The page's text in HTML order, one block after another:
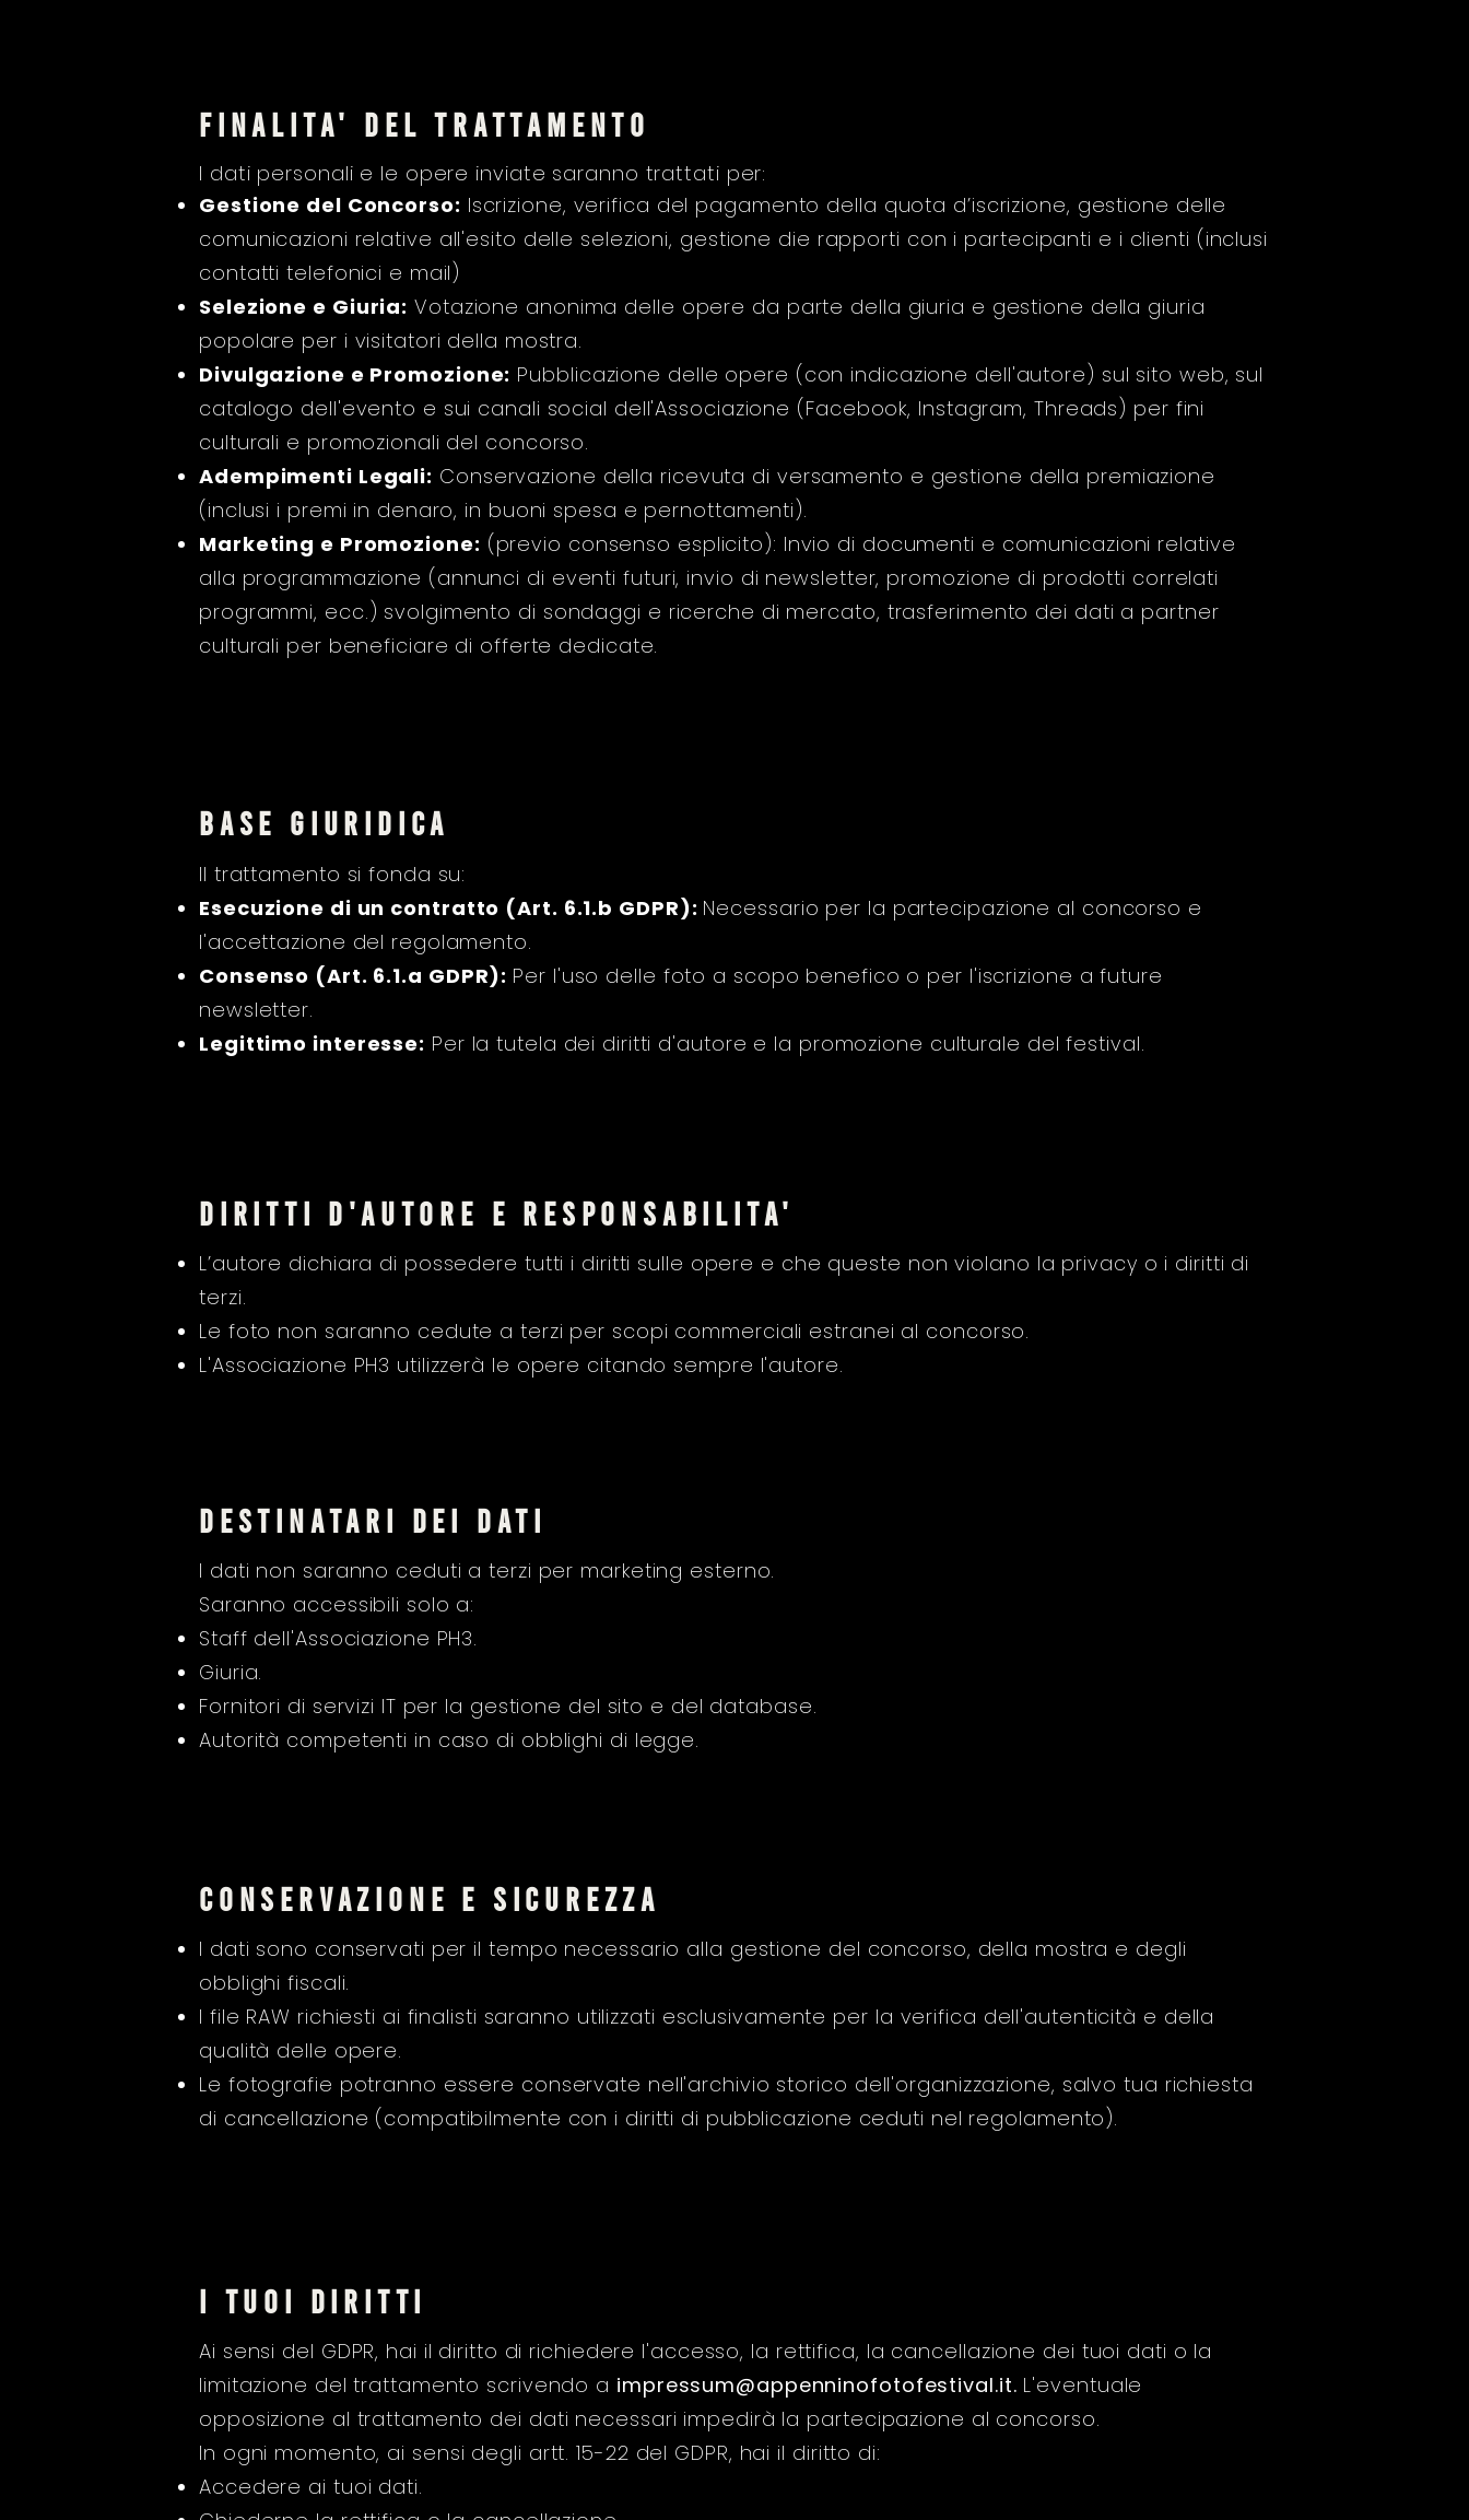
finalita' del trattamento
I dati personali e le opere inviate saranno trattati per:
Gestione del Concorso: Iscrizione, verifica del pagamento della quota d’iscrizione, gestione delle
comunicazioni relative all'esito delle selezioni, gestione die rapporti con i partecipanti e i clienti (inclusi
contatti telefonici e mail)
Selezione e Giuria: Votazione anonima delle opere da parte della giuria e gestione della giuria
popolare per i visitatori della mostra.
Divulgazione e Promozione: Pubblicazione delle opere (con indicazione dell'autore) sul sito web, sul
catalogo dell'evento e sui canali social dell'Associazione (Facebook, Instagram, Threads) per fini
culturali e promozionali del concorso.
Adempimenti Legali: Conservazione della ricevuta di versamento e gestione della premiazione
(inclusi i premi in denaro, in buoni spesa e pernottamenti).
Marketing e Promozione: (previo consenso esplicito): Invio di documenti e comunicazioni relative
alla programmazione (annunci di eventi futuri, invio di newsletter, promozione di prodotti correlati
programmi, ecc.) svolgimento di sondaggi e ricerche di mercato, trasferimento dei dati a partner
culturali per beneficiare di offerte dedicate.
base giuridica
Il trattamento si fonda su:
Esecuzione di un contratto (Art. 6.1.b GDPR): Necessario per la partecipazione al concorso e
l'accettazione del regolamento.
Consenso (Art. 6.1.a GDPR): Per l'uso delle foto a scopo benefico o per l'iscrizione a future
newsletter.
Legittimo interesse: Per la tutela dei diritti d'autore e la promozione culturale del festival.
diritti d'autore e responsabilita'
L’autore dichiara di possedere tutti i diritti sulle opere e che queste non violano la privacy o i diritti di
terzi.
Le foto non saranno cedute a terzi per scopi commerciali estranei al concorso.
L'Associazione PH3 utilizzerà le opere citando sempre l'autore.
destinatari dei dati
I dati non saranno ceduti a terzi per marketing esterno.
Saranno accessibili solo a:
Staff dell'Associazione PH3.
Giuria.
Fornitori di servizi IT per la gestione del sito e del database.
Autorità competenti in caso di obblighi di legge.
conservazione e sicurezza
I dati sono conservati per il tempo necessario alla gestione del concorso, della mostra e degli
obblighi fiscali.
I file RAW richiesti ai finalisti saranno utilizzati esclusivamente per la verifica dell'autenticità e della
qualità delle opere.
Le fotografie potranno essere conservate nell'archivio storico dell'organizzazione, salvo tua richiesta
di cancellazione (compatibilmente con i diritti di pubblicazione ceduti nel regolamento).
i tuoi diritti
Ai sensi del GDPR, hai il diritto di richiedere l'accesso, la rettifica, la cancellazione dei tuoi dati o la
limitazione del trattamento scrivendo a impressum@appenninofotofestival.it. L'eventuale
opposizione al trattamento dei dati necessari impedirà la partecipazione al concorso.
In ogni momento, ai sensi degli artt. 15-22 del GDPR, hai il diritto di:
Accedere ai tuoi dati.